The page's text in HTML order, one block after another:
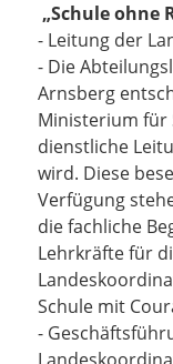
„Schule ohne
- Leitung der
- Die
Arnsberg
Ministerium für
dienstliche
wird. Diese
Verfügung
die fachliche
Lehrkräfte für
Schule mit
-